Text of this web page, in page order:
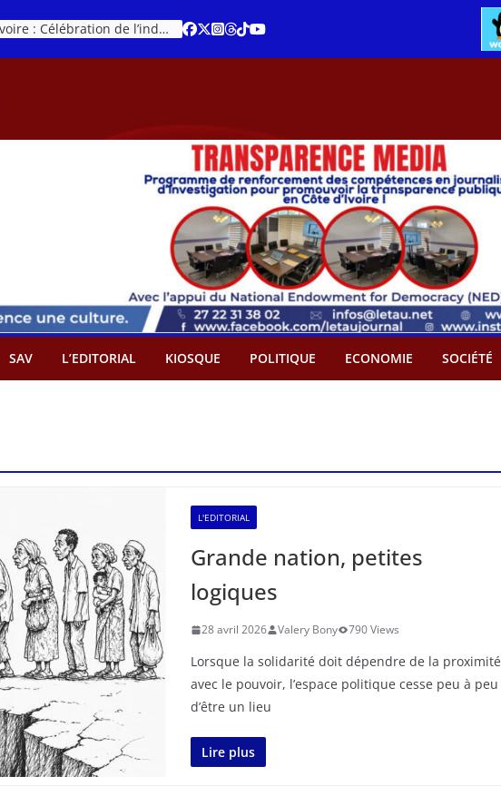
An 66 de la Côte d’Ivoire : Célébration de l’indépendance ou cérémonie d’hommage à Ouattara ?
SAV L’EDITORIAL KIOSQUE POLITIQUE ECONOMIE SOCIÉTÉ
L'EDITORIAL
Grande nation, petites
logiques
28 avril 2026 Valery Bony 790 Views
Lorsque la solidarité doit dépendre de la proximité
avec le pouvoir, l’espace politique cesse peu à peu
d’être un lieu
Lire plus